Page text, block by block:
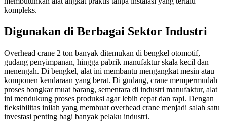
kompleks.
Digunakan di Berbagai Sektor Industri
Overhead crane 2 ton banyak ditemukan di bengkel otomotif,
gudang penyimpanan, hingga pabrik manufaktur skala kecil dan
menengah. Di bengkel, alat ini membantu mengangkat mesin atau
komponen kendaraan yang berat. Di gudang, crane mempermudah
proses bongkar muat barang, sementara di industri manufaktur, alat
ini mendukung proses produksi agar lebih cepat dan rapi. Dengan
fleksibilitas inilah yang membuat overhead crane menjadi salah satu
investasi penting bagi banyak pelaku industri.